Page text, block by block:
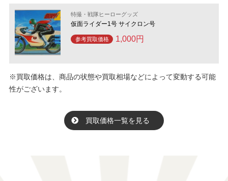
特撮・戦隊ヒーローグッズ
仮面ライダー1号 サイクロン号
参考買取価格 1,000円
※買取価格は、商品の状態や買取相場などによって変動する可能
性がございます。
買取価格一覧を見る